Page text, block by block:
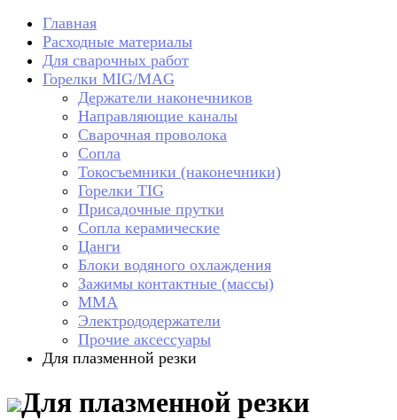
Главная
Расходные материалы
Для сварочных работ
Горелки MIG/MAG
Держатели наконечников
Направляющие каналы
Сварочная проволока
Сопла
Токосъемники (наконечники)
Горелки TIG
Присадочные прутки
Сопла керамические
Цанги
Блоки водяного охлаждения
Зажимы контактные (массы)
ММА
Электрододержатели
Прочие аксессуары
Для плазменной резки
Для плазменной резки